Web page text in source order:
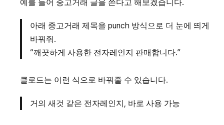
예를 들어 중고거래 글을 쓴다고 해보겠습니다.
아래 중고거래 제목을 punch 방식으로 더 눈에 띄게
바꿔줘.
“깨끗하게 사용한 전자레인지 판매합니다.”
클로드는 이런 식으로 바꿔줄 수 있습니다.
거의 새것 같은 전자레인지, 바로 사용 가능